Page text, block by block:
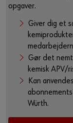
opgaver.
Giver dig et
Gør det
kemisk APV/
Kan
Würth.